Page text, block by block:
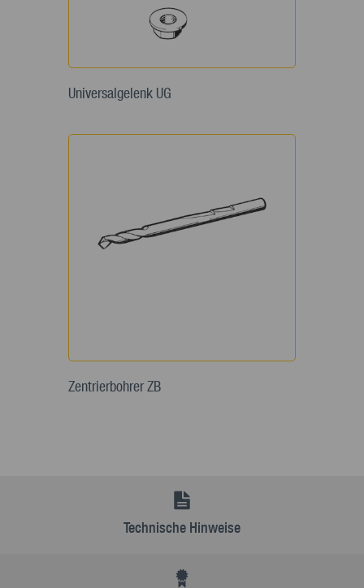
Universalgelenk UG
Zentrierbohrer ZB
Technische Hinweise